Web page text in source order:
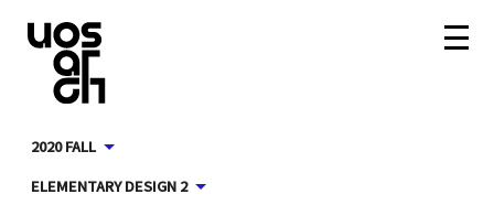
2020 FALL
ELEMENTARY DESIGN 2